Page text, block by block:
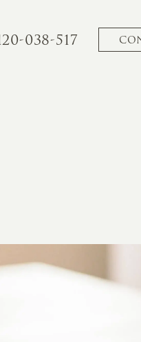
038-517